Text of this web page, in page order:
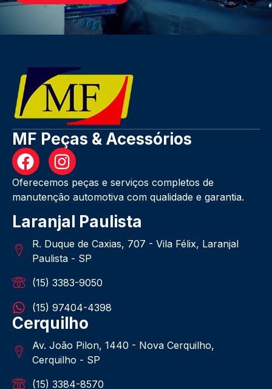
MF Peças & Acessórios
Oferecemos peças e serviços completos de
manutenção automotiva com qualidade e garantia.
Laranjal Paulista
R. Duque de Caxias, 707 - Vila Félix, Laranjal
Paulista - SP
(15) 3383-9050
(15) 97404-4398
Cerquilho
Av. João Pilon, 1440 - Nova Cerquilho,
Cerquilho - SP
(15) 3384-8570